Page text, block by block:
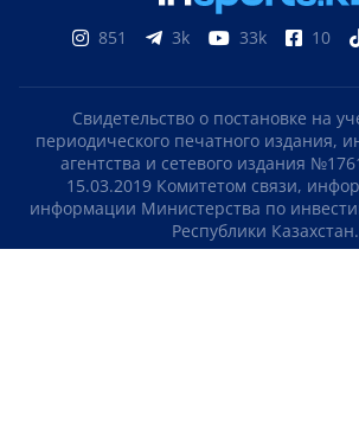
851 3k 33k 10
Свидетельство о постановке на
периодического печатного издания,
агентства и сетевого издания
15.03.2019 Комитетом связи,
информации Министерства по
Республики Казахстан.